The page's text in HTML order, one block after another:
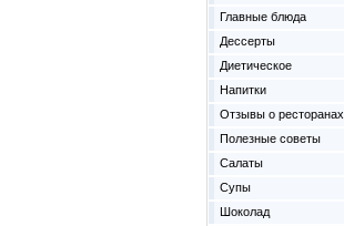
Главные блюда
Дессерты
Диетическое
Напитки
Отзывы о ресторанах
Полезные советы
Салаты
Супы
Шоколад